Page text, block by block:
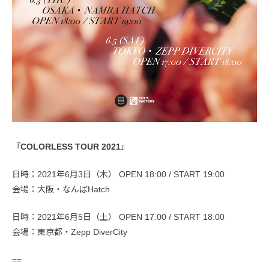
『COLORLESS TOUR 2021』
日時：2021年6月3日（木） OPEN 18:00 / START 19:00
会場：大阪・なんばHatch
日時：2021年6月5日（土） OPEN 17:00 / START 18:00
会場：東京都・Zepp DiverCity
==